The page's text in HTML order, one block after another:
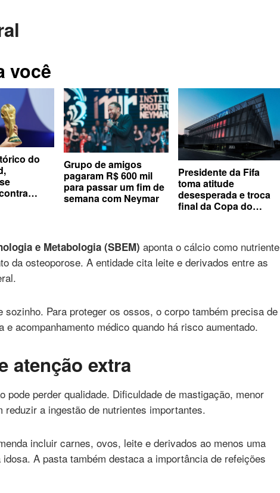
você
do
Grupo de amigos
pagaram R$ 600 mil
para passar um fim de
semana com Neymar
Presidente da Fifa
toma atitude
desesperada e troca
final da Copa do
e Metabologia (SBEM) aponta o cálcio como nutriente
da osteoporose. A entidade cita leite e derivados entre as
Para proteger os ossos, o corpo também precisa de
acompanhamento médico quando há risco aumentado.
atenção extra
pode perder qualidade. Dificuldade de mastigação, menor
a ingestão de nutrientes importantes.
incluir carnes, ovos, leite e derivados ao menos uma
A pasta também destaca a importância de refeições